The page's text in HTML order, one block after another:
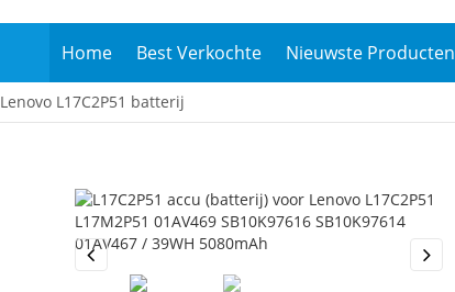
Home Best Verkochte Nieuwste Producten
Lenovo L17C2P51 batterij
Previous